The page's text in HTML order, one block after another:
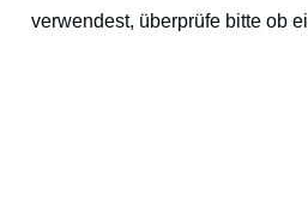
verwendest, überprüfe bitte ob